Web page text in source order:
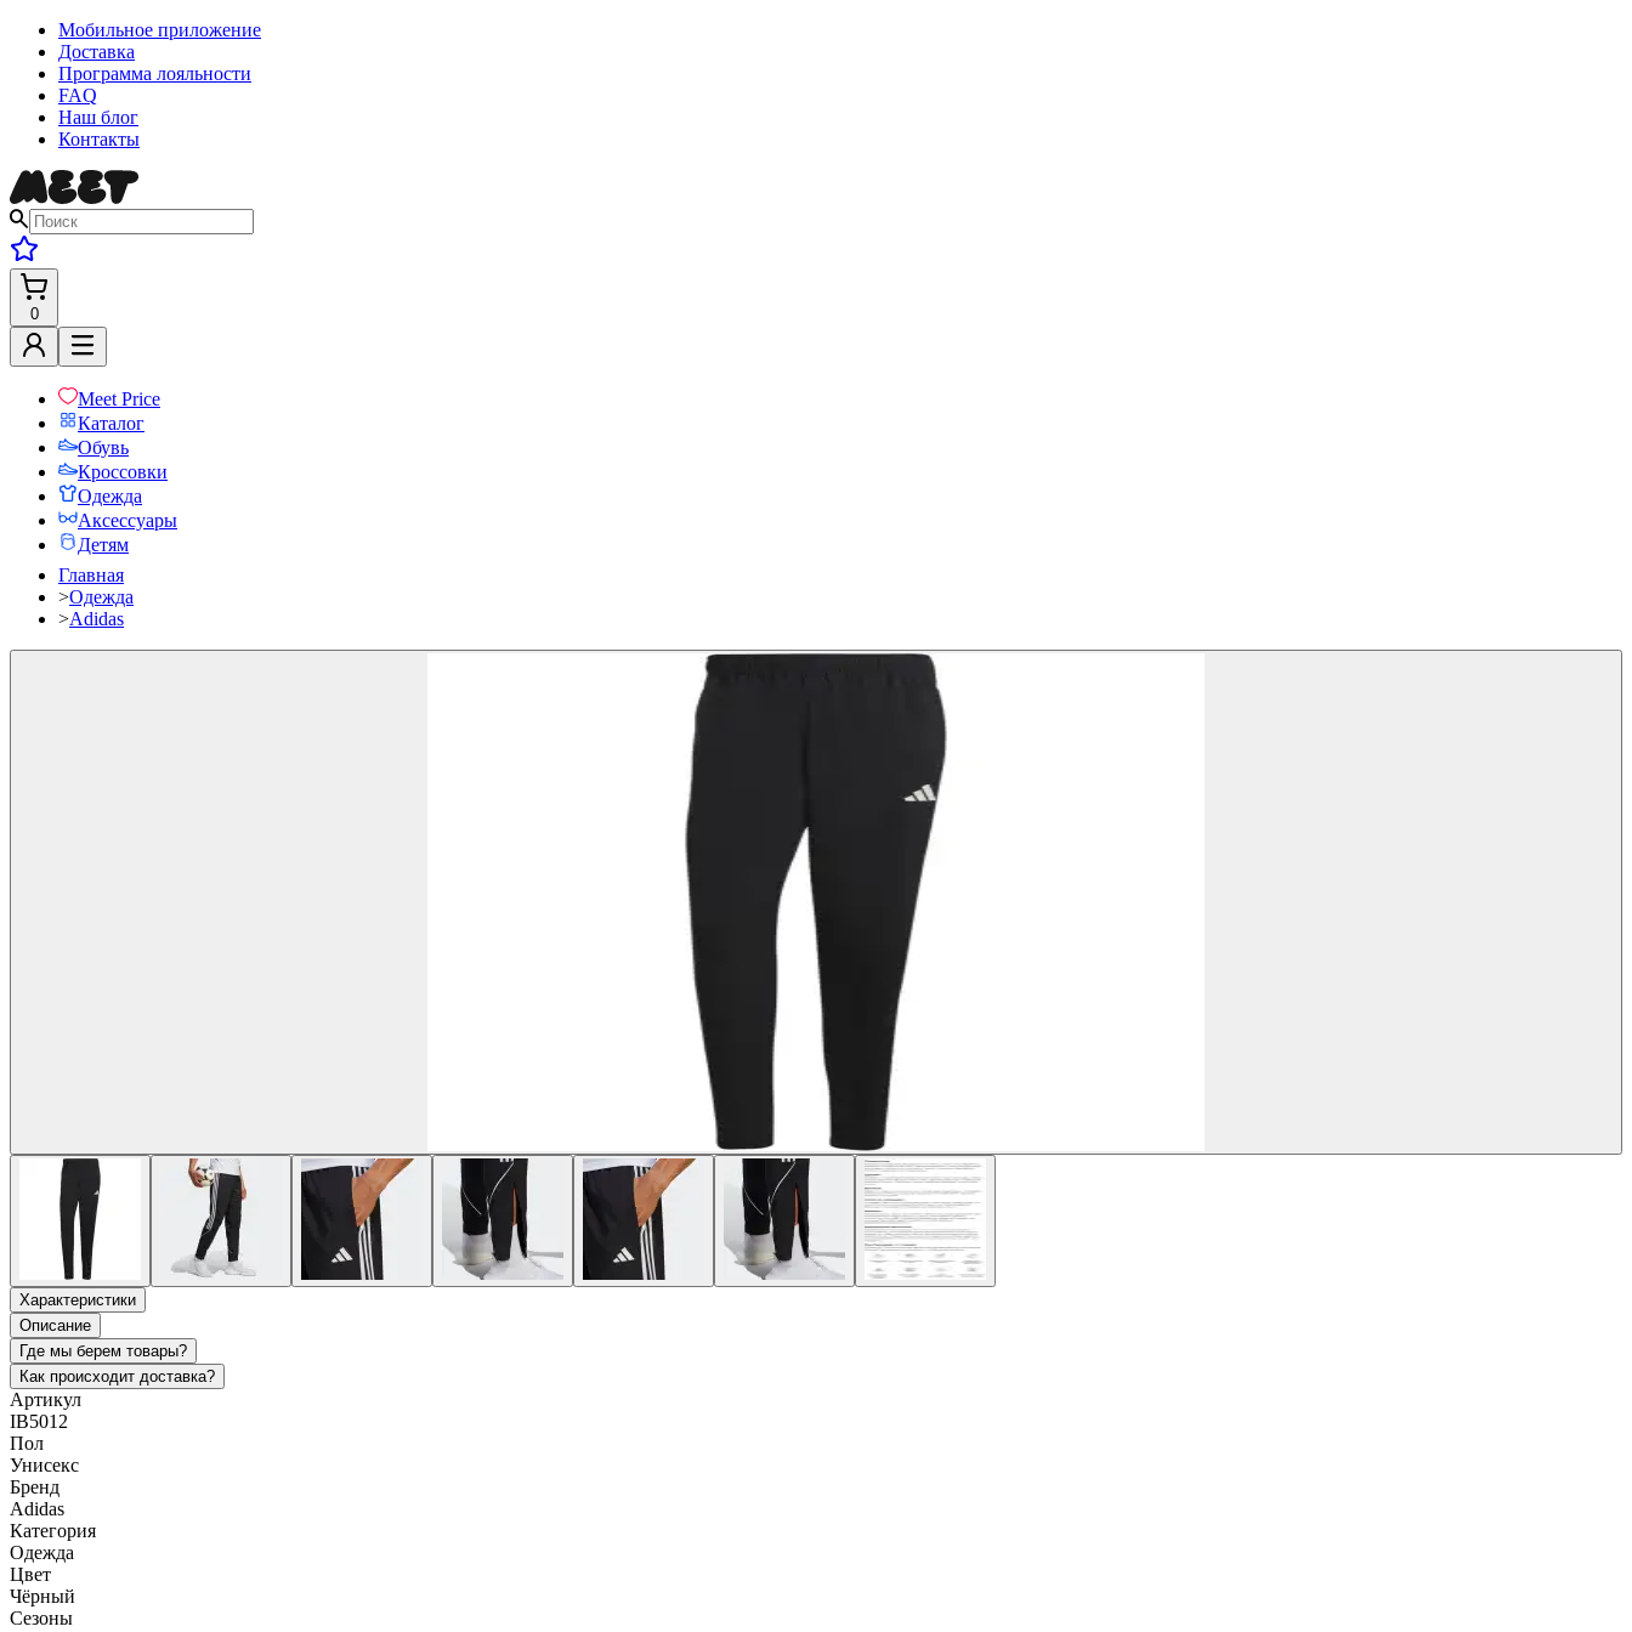
Мобильное приложение
Доставка
Программа лояльности
FAQ
Наш блог
Контакты
0
Meet Price
Каталог
Обувь
Кроссовки
Одежда
Аксессуары
Детям
Главная
>Одежда
>Adidas
Характеристики
Описание
Где мы берем товары?
Как происходит доставка?
Артикул
IB5012
Пол
Унисекс
Бренд
Adidas
Категория
Одежда
Цвет
Чёрный
Сезоны